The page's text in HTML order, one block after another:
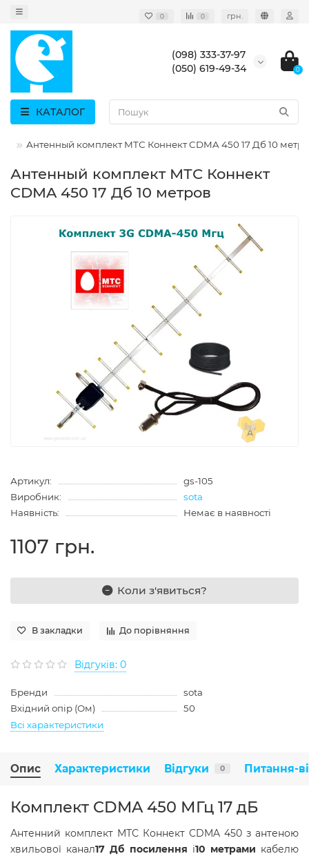
0 0 грн.
(098) 333-37-97
(050) 619-49-34
0
КАТАЛОГ
Антенный комплект МТС Коннект CDMA 450 17 Дб 10
Антенный комплект МТС Коннект
CDMA 450 17 Дб 10 метров
Артикул:
gs-105
Виробник:
sota
Наявність:
Немає в наявності
1107 грн.
Коли з'явиться?
В закладки До порівняння
Відгуків: 0
Бренди
sota
Вхідний опір (Ом)
50
Всі характеристики
Опис Характеристики Відгуки 0 Питання-
Комплект CDMA 450 МГц 17 дБ
Антенний комплект МТС Коннект CDMA 450 з антеною
хвильової канал17 Дб посилення і10 метрами кабелю